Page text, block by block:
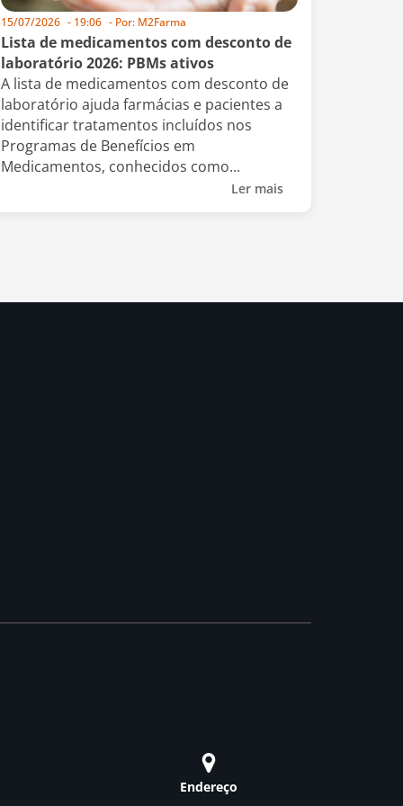
15/07/2026 - 19:06 - Por: M2Farma
Lista de medicamentos com desconto de
laboratório 2026: PBMs ativos
A lista de medicamentos com desconto de
laboratório ajuda farmácias e pacientes a
identificar tratamentos incluídos nos
Programas de Benefícios em
Medicamentos, conhecidos como...
Ler mais
Endereço